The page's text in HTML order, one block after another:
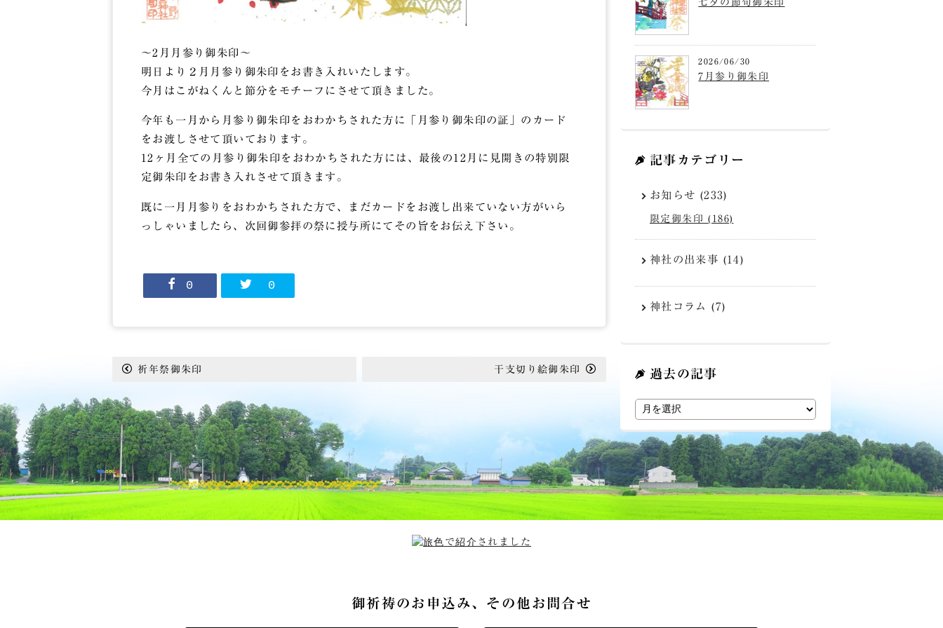
～2月月参り御朱印～
明日より２月月参り御朱印をお書き入れいたします。
今月はこがねくんと節分をモチーフにさせて頂きました。
今年も一月から月参り御朱印をおわかちされた方に「月参り御朱印の証」のカード
をお渡しさせて頂いております。
12ヶ月全ての月参り御朱印をおわかちされた方には、最後の12月に見開きの特別限
定御朱印をお書き入れさせて頂きます。
既に一月月参りをおわかちされた方で、まだカードをお渡し出来ていない方がいら
っしゃいましたら、次回御参拝の祭に授与所にてその旨をお伝え下さい。
0 0
干支切り絵御朱印
祈年祭御朱印
七夕の節句御朱印
2026/06/30
7月参り御朱印
記事カテゴリー
お知らせ (233)
限定御朱印 (186)
神社の出来事 (14)
神社コラム (7)
過去の記事
御祈祷のお申込み、その他お問合せ